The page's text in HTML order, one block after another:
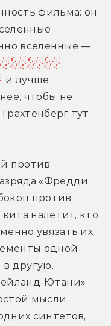
фильма: он
вселенные —
в
, и лучше
чтобы не
тут
против
«Фредди
против
налетит, кто
увязать их
одной
другую.
Ютани»
мысли
синтетов,